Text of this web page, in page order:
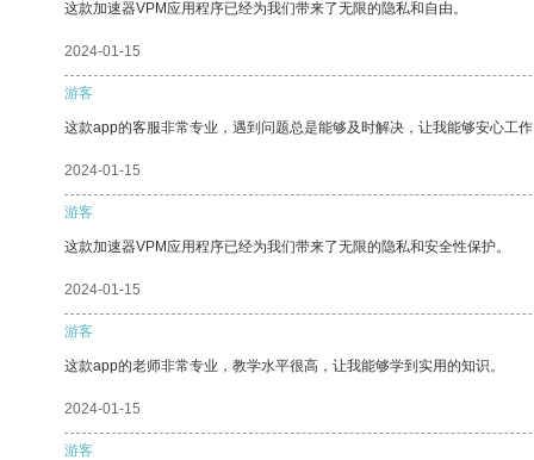
这款加速器VPM应用程序已经为我们带来了无限的隐私和自由。
2024-01-15
游客
这款app的客服非常专业，遇到问题总是能够及时解决，让我能够安心工
2024-01-15
游客
这款加速器VPM应用程序已经为我们带来了无限的隐私和安全性保护。
2024-01-15
游客
这款app的老师非常专业，教学水平很高，让我能够学到实用的知识。
2024-01-15
游客